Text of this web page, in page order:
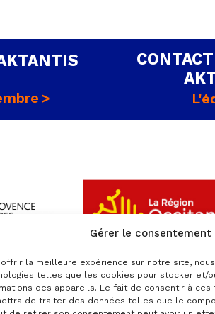
Gérer le consentement
offrir la meilleure expérience sur notre site,
telles que les cookies pour stocker et/
des appareils. Le fait de consentir à ces
de traiter des données telles que le